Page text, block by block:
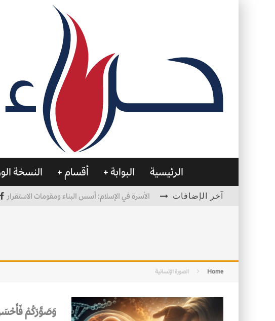
الرئيسية البوابة أقسام النسخة
آخر الإضافات الأسرة في الإسلام: أسس البناء ومقومات الاستقرار
Home الصورة الإنسانية
وَصَوَّرَكُمْ